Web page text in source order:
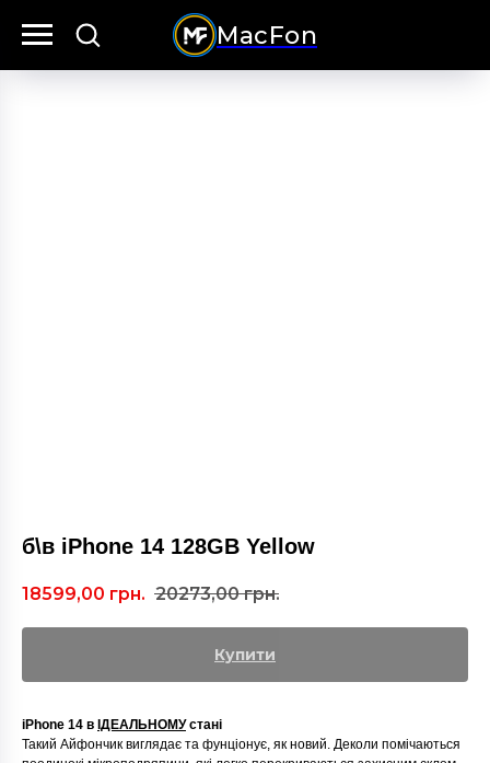
MacFon
б\в iPhone 14 128GB Yellow
18599,00 грн. 20273,00 грн.
Купити
iPhone 14 в ІДЕАЛЬНОМУстані
Такий Айфончик виглядає та фунціонує, як новий. Деколи помічаються